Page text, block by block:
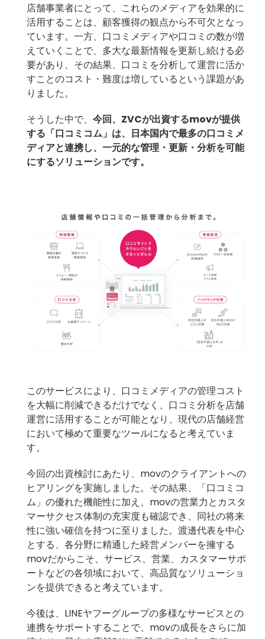
店舗事業者にとって、これらのメディアを効果的に
活用することは、顧客獲得の観点から不可欠となっ
ています。一方、口コミメディアや口コミの数が増
えていくことで、多大な最新情報を更新し続ける必
要があり、その結果、口コミを分析して運営に活か
すことのコスト・難度は増しているという課題があ
りました。
そうした中で、 今回、ZVCが出資するmovが提供
する「口コミコム」は、日本国内で最多の口コミメ
ディアと連携し、一元的な管理・更新・分析を可能
にするソリューションです。
このサービスにより、口コミメディアの管理コスト
を大幅に削減できるだけでなく、口コミ分析を店舗
運営に活用することが可能となり、現代の店舗経営
において極めて重要なツールになると考えていま
す。
今回の出資検討にあたり、movのクライアントへの
ヒアリングを実施しました。その結果、「口コミコ
ム」の優れた機能性に加え、movの営業力とカスタ
マーサクセス体制の充実度も確認でき、同社の将来
性に強い確信を持つに至りました。渡邊代表を中心
とする、各分野に精通した経営メンバーを擁する
movだからこそ、サービス、営業、カスタマーサポ
ートなどの各領域において、高品質なソリューショ
ンを提供できると考えています。
今後は、LINEヤフーグループの多様なサービスとの
連携をサポートすることで、movの成長をさらに加